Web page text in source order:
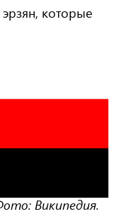
которые
Википедия.